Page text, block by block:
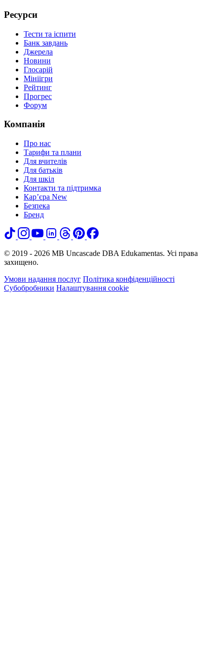
Ресурси
Тести та іспити
Банк завдань
Джерела
Новини
Глосарій
Мініігри
Рейтинг
Прогрес
Форум
Компанія
Про нас
Тарифи та плани
Для вчителів
Для батьків
Для шкіл
Контакти та підтримка
Кар’єра New
Безпека
Бренд
© 2019 - 2026 MB Uncascade DBA Edukamentas. Усі права
захищено.
Умови надання послуг Політика конфіденційності
Субобробники Налаштування cookie